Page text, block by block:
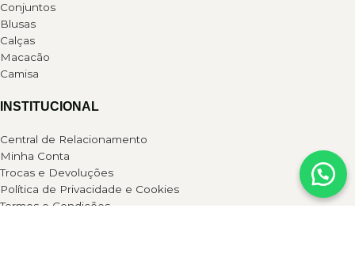
Conjuntos
Blusas
Calças
Macacão
Camisa
INSTITUCIONAL
Central de Relacionamento
Minha Conta
Trocas e Devoluções
Política de Privacidade e Cookies
Termos e Condições